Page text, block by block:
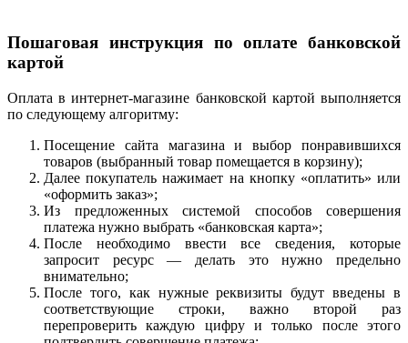
Пошаговая инструкция по оплате банковской
картой
Оплата в интернет-магазине банковской картой выполняется
по следующему алгоритму:
Посещение сайта магазина и выбор понравившихся
товаров (выбранный товар помещается в корзину);
Далее покупатель нажимает на кнопку «оплатить» или
«оформить заказ»;
Из предложенных системой способов совершения
платежа нужно выбрать «банковская карта»;
После необходимо ввести все сведения, которые
запросит ресурс — делать это нужно предельно
внимательно;
После того, как нужные реквизиты будут введены в
соответствующие строки, важно второй раз
перепроверить каждую цифру и только после этого